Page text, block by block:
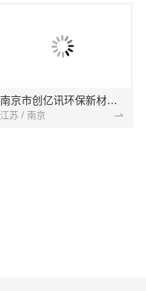
南京市创亿讯环保新材料有限公司
江苏 / 南京